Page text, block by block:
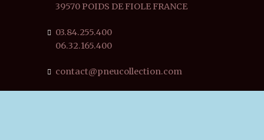
39570 POIDS DE FIOLE FRANCE
03.84.255.400
06.32.165.400
contact@pneucollection.com